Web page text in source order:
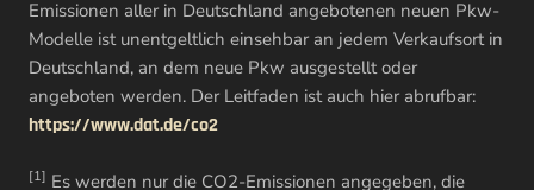
Emissionen aller in Deutschland angebotenen neuen Pkw-
Modelle ist unentgeltlich einsehbar an jedem Verkaufsort in
Deutschland, an dem neue Pkw ausgestellt oder
angeboten werden. Der Leitfaden ist auch hier abrufbar:
https://www.dat.de/co2
[1] Es werden nur die CO2-Emissionen angegeben, die